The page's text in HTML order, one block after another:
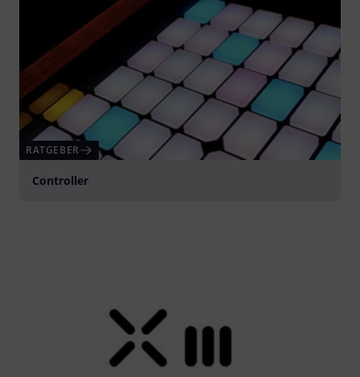
RATGEBER
Controller